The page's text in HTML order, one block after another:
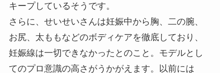
キープしているそうです。
さらに、せいせいさんは妊娠中から胸、二の腕、
お尻、太ももなどのボディケアを徹底しており、
妊娠線は一切できなかったとのこと。モデルとし
てのプロ意識の高さがうかがえます。以前には